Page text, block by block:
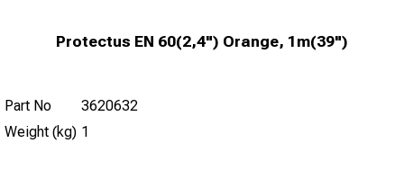
Protectus EN 60(2,4") Orange, 1m(39")
Part No
3620632
Weight (kg) 1